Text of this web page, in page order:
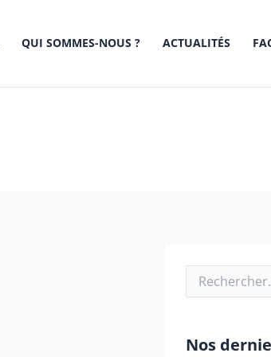
QUI SOMMES-NOUS ? ACTUALITÉS
Rechercher :
Nos